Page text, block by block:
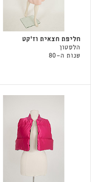
חליפת חצאית וז'קט
הלסטון
שנות ה-80